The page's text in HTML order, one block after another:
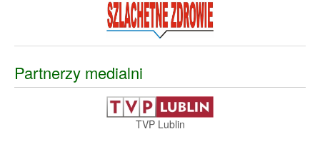
Partnerzy medialni
TVP Lublin